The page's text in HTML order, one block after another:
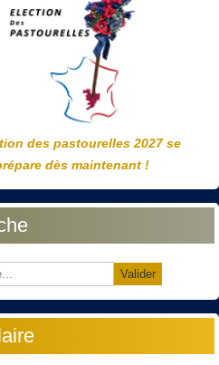
des pastourelles 2027 se
dès maintenant !
Valider